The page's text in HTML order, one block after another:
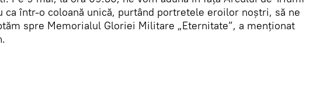
ca într-o coloană unică, purtând portretele eroilor noștri, să ne
spre Memorialul Gloriei Militare „Eternitate”, a menționat